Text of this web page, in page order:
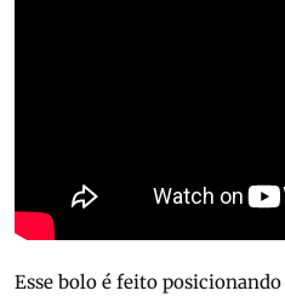
Esse bolo é feito